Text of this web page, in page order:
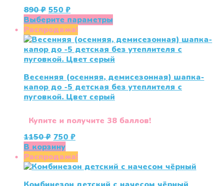
890₽ Первоначальная
цена
составляла
890 ₽.
550₽Текущая
цена:
550 ₽.
Выберите параметры
имеет
несколько
вариаций.
можно
выбрать
на
товара.
Распродажа!
Весенняя (осенняя, демисезонная) шапка-
капор до -5 детская без утеплителя с
пуговкой. Цвет серый
Купите и получите 38 баллов!
1150₽ Первоначальная
цена
составляла
1150 ₽.
750₽Текущая
750 ₽.
В корзину
Распродажа!